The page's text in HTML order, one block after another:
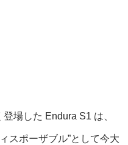
場した Endura S1 は、
スポーザブル”として今大